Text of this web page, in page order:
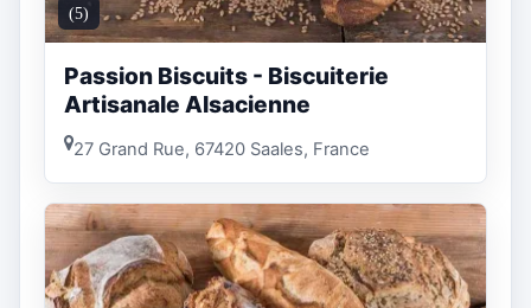
(5)
Passion Biscuits - Biscuiterie
Artisanale Alsacienne
27 Grand Rue, 67420 Saales, France